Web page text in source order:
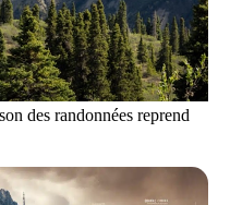
des randonnées reprend